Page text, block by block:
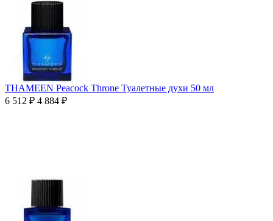
THAMEEN Peacock Throne Туалетные духи 50 мл
6 512 ₽ 4 884 ₽